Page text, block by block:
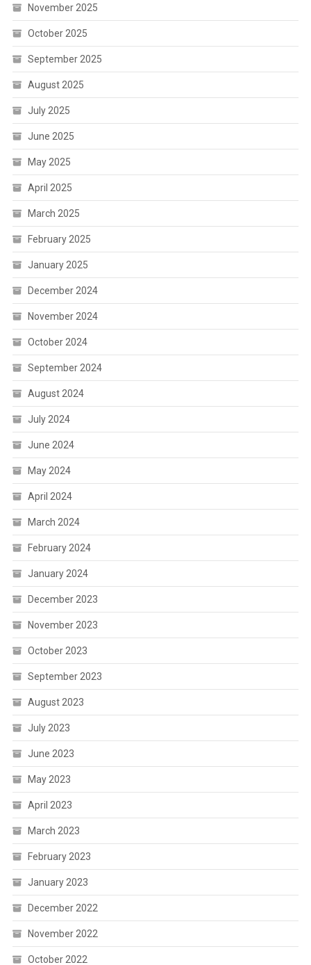
November 2025
October 2025
September 2025
August 2025
July 2025
June 2025
May 2025
April 2025
March 2025
February 2025
January 2025
December 2024
November 2024
October 2024
September 2024
August 2024
July 2024
June 2024
May 2024
April 2024
March 2024
February 2024
January 2024
December 2023
November 2023
October 2023
September 2023
August 2023
July 2023
June 2023
May 2023
April 2023
March 2023
February 2023
January 2023
December 2022
November 2022
October 2022